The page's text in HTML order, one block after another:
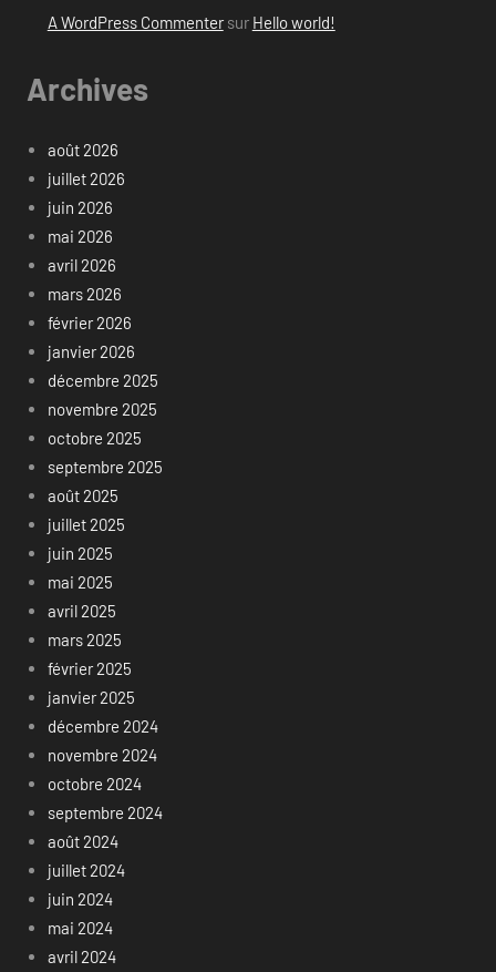
A WordPress Commentersur Hello world!
Archives
août 2026
juillet 2026
juin 2026
mai 2026
avril 2026
mars 2026
février 2026
janvier 2026
décembre 2025
novembre 2025
octobre 2025
septembre 2025
août 2025
juillet 2025
juin 2025
mai 2025
avril 2025
mars 2025
février 2025
janvier 2025
décembre 2024
novembre 2024
octobre 2024
septembre 2024
août 2024
juillet 2024
juin 2024
mai 2024
avril 2024